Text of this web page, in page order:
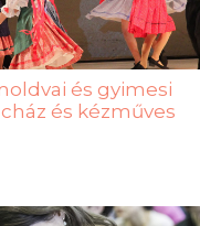
és gyimesi
és kézműves